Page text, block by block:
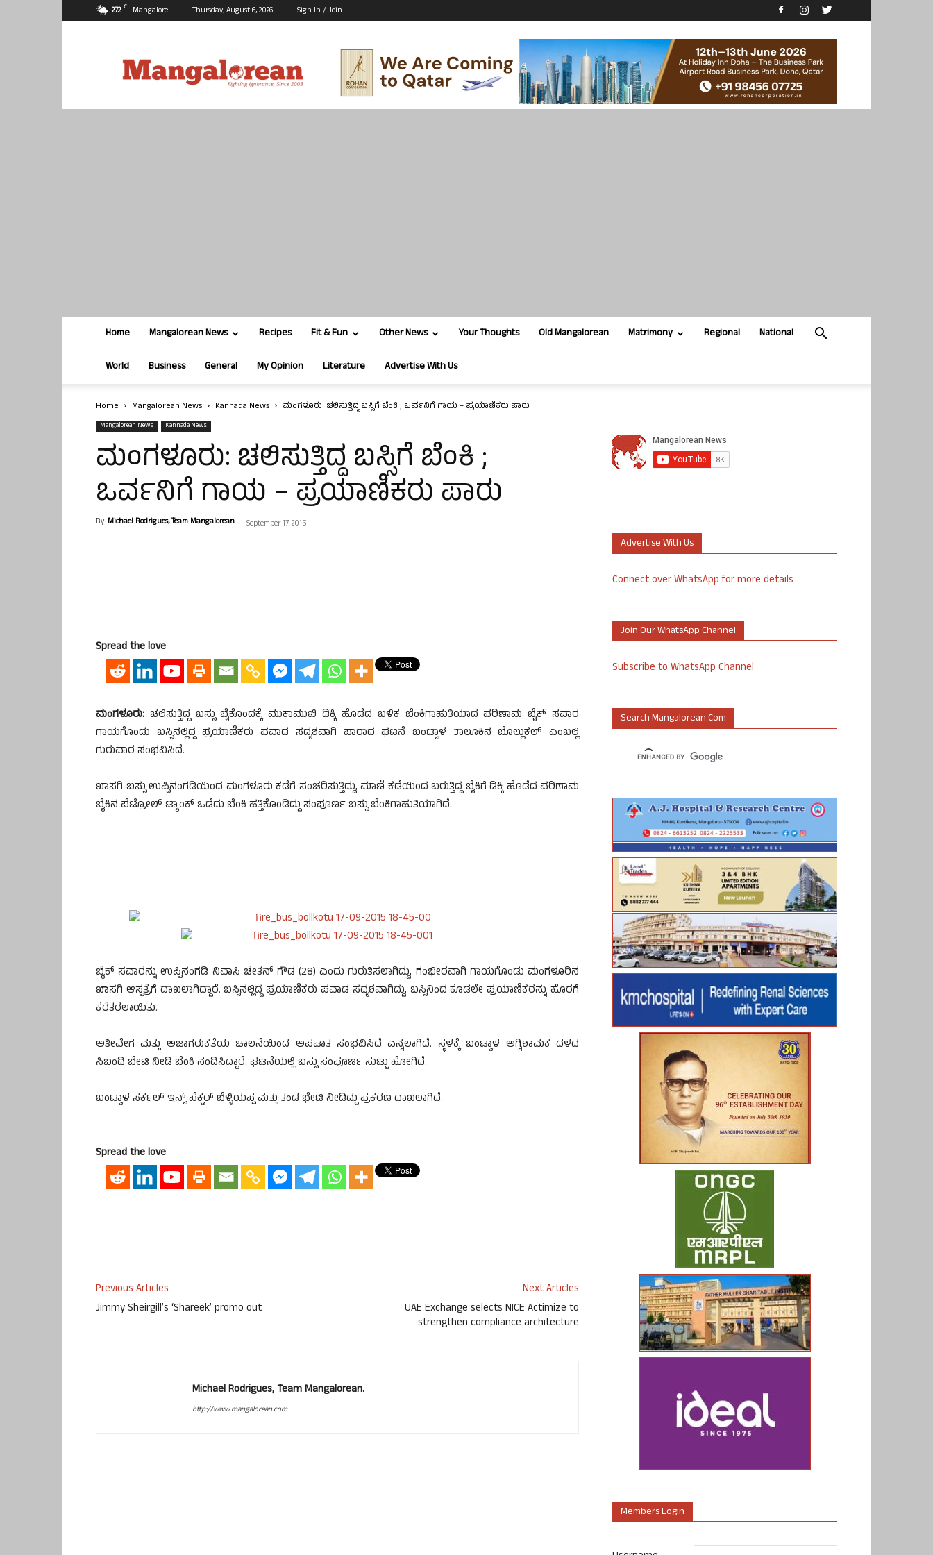
27.2 C Mangalore Thursday, August 6, 2026 Sign In / Join
Home Mangalorean News Recipes Fit & Fun Other News Your Thoughts Old Mangalorean Matrimony Regional National
World Business General My Opinion Literature Advertise With Us
Home Mangalorean News Kannada News ಮಂಗಳೂರು: ಚಲಿಸುತ್ತಿದ್ದ ಬಸ್ಸಿಗೆ ಬೆಂಕಿ ; ಒರ್ವನಿಗೆ ಗಾಯ – ಪ್ರಯಾಣಿಕರು ಪಾರು
Mangalorean News Kannada News
ಮಂಗಳೂರು: ಚಲಿಸುತ್ತಿದ್ದ ಬಸ್ಸಿಗೆ ಬೆಂಕಿ ;
ಒರ್ವನಿಗೆ ಗಾಯ – ಪ್ರಯಾಣಿಕರು ಪಾರು
By Michael Rodrigues, Team Mangalorean. - September 17, 2015
Spread the love
ಮಂಗಳೂರು: ಚಲಿಸುತ್ತಿದ್ದ ಬಸ್ಸು ಬೈಕೊಂದಕ್ಕೆ ಮುಕಾಮುಖಿ ಡಿಕ್ಕಿ ಹೊಡೆದ ಬಳಿಕ ಬೆಂಕಿಗಾಹುತಿಯಾದ ಪರಿಣಾಮ ಬೈಕ್ ಸವಾರ
ಗಾಯಗೊಂಡು ಬಸ್ಸಿನಲ್ಲಿದ್ದ ಪ್ರಯಾಣಿಕರು ಪವಾಡ ಸದೃಶವಾಗಿ ಪಾರಾದ ಘಟನೆ ಬಂಟ್ವಾಳ ತಾಲೂಕಿನ ಬೊಲ್ಲುಕಲ್ ಎಂಬಲ್ಲಿ
ಗುರುವಾರ ಸಂಭವಿಸಿದೆ.
ಖಾಸಗಿ ಬಸ್ಸು ಉಪ್ಪಿನಂಗಡಿಯಿಂದ ಮಂಗಳೂರು ಕಡೆಗೆ ಸಂಚರಿಸುತ್ತಿದ್ದು, ಮಾಣಿ ಕಡೆಯಿಂದ ಬರುತ್ತಿದ್ದ ಬೈಕಿಗೆ ಡಿಕ್ಕಿ ಹೊಡೆದ ಪರಿಣಾಮ
ಬೈಕಿನ ಪೆಟ್ರೋಲ್ ಟ್ಯಾಂಕ್ ಒಡೆದು ಬೆಂಕಿ ಹತ್ತಿಕೊಂಡಿದ್ದು ಸಂಪೂರ್ಣ ಬಸ್ಸು ಬೆಂಕಿಗಾಹುತಿಯಾಗಿದೆ.
ಬೈಕ್ ಸವಾರನ್ನು ಉಪ್ಪಿನಂಗಡಿ ನಿವಾಸಿ ಚೇತನ್ ಗೌಡ (28) ಎಂದು ಗುರುತಿಸಲಾಗಿದ್ದು, ಗಂಭೀರವಾಗಿ ಗಾಯಗೊಂಡು ಮಂಗಳೂರಿನ
ಖಾಸಗಿ ಆಸ್ಪತ್ರೆಗೆ ದಾಖಲಾಗಿದ್ದಾರೆ. ಬಸ್ಸಿನಲ್ಲಿದ್ದ ಪ್ರಯಾಣಿಕರು ಪವಾಡ ಸದೃಶವಾಗಿದ್ದು, ಬಸ್ಸಿನಿಂದ ಕೂಡಲೇ ಪ್ರಯಾಣಿಕರನ್ನು ಹೊರಗೆ
ಕರೆತರಲಾಯಿತು.
ಅತೀವೇಗ ಮತ್ತು ಅಜಾಗರುಕತೆಯ ಚಾಲನೆಯಿಂದ ಅಪಘಾತ ಸಂಭವಿಸಿದೆ ಎನ್ನಲಾಗಿದೆ. ಸ್ಥಳಕ್ಕೆ ಬಂಟ್ವಾಳ ಅಗ್ನಿಶಾಮಕ ದಳದ
ಸಿಬಂದಿ ಬೇಟಿ ನೀಡಿ ಬೆಂಕಿ ನಂದಿಸಿದ್ದಾರೆ. ಘಟನೆಯಲ್ಲಿ ಬಸ್ಸು ಸಂಪೂರ್ಣ ಸುಟ್ಟು ಹೋಗಿದೆ.
ಬಂಟ್ವಾಳ ಸರ್ಕಲ್ ಇನ್ಸ್ ಪೆಕ್ಟರ್ ಬೆಳ್ಳಿಯಪ್ಪ ಮತ್ತು ತಂಡ ಭೇಟಿ ನೀಡಿದ್ದು ಪ್ರಕರಣ ದಾಖಲಾಗಿದೆ.
Spread the love
Previous Articles
Jimmy Sheirgill’s ‘Shareek’ promo out
Next Articles
UAE Exchange selects NICE Actimize to
strengthen compliance architecture
Michael Rodrigues, Team Mangalorean.
http://www.mangalorean.com
Advertise With Us
Connect over WhatsApp for more details
Join Our WhatsApp Channel
Subscribe to WhatsApp Channel
Search Mangalorean.com
Members Login